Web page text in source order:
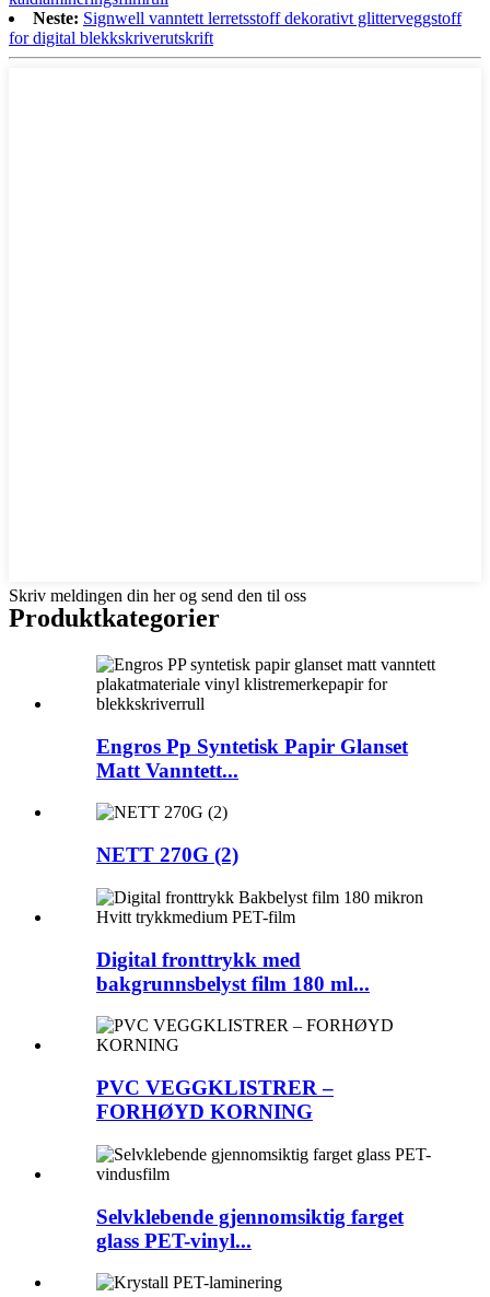
Neste: Signwell vanntett lerretsstoff dekorativt glitterveggstoff
for digital blekkskriverutskrift
Skriv meldingen din her og send den til oss
Produktkategorier
Engros Pp Syntetisk Papir Glanset
Matt Vanntett...
NETT 270G (2)
Digital fronttrykk med
bakgrunnsbelyst film 180 ml...
PVC VEGGKLISTRER –
FORHØYD KORNING
Selvklebende gjennomsiktig farget
glass PET-vinyl...